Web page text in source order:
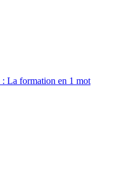
La formation en 1 mot